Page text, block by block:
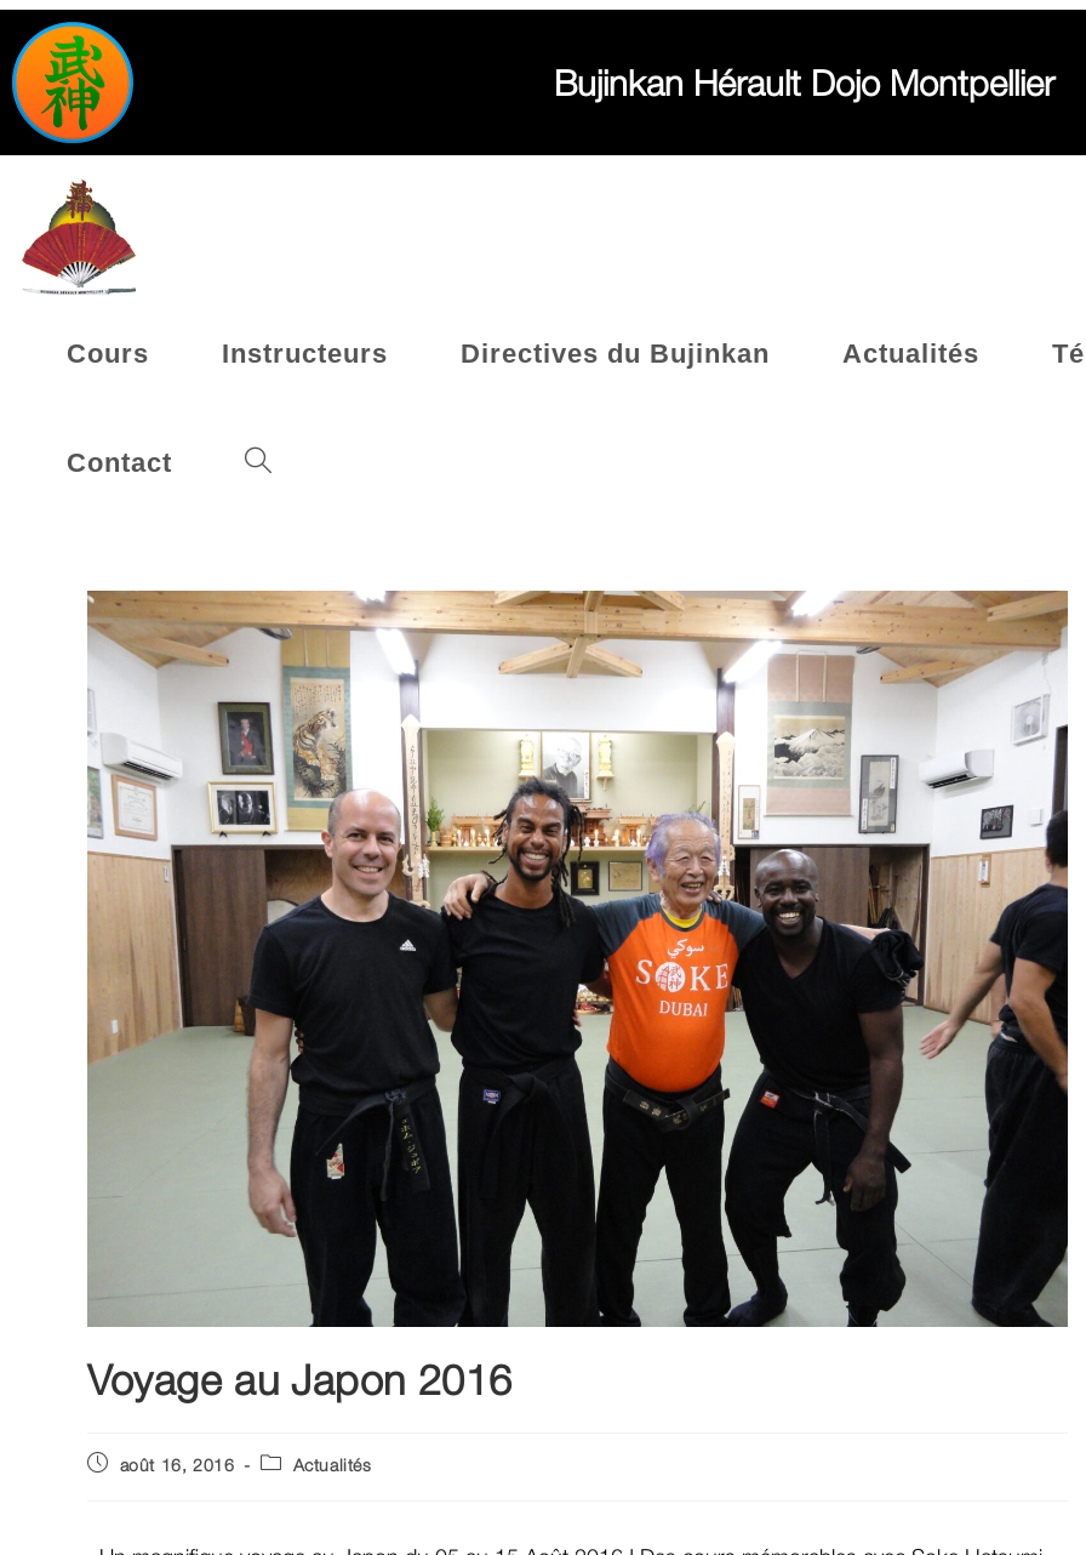
Bujinkan Hérault Dojo Montpellier
Cours Instructeurs Directives du Bujinkan Actualités
Contact
Voyage au Japon 2016
août 16, 2016 Actualités